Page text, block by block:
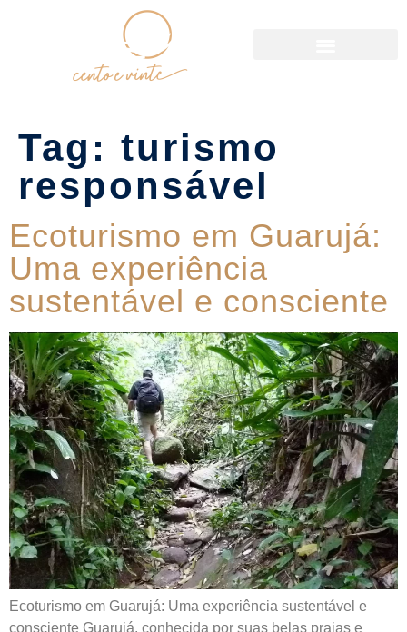
Tag: turismo
responsável
Ecoturismo em Guarujá:
Uma experiência
sustentável e consciente
Ecoturismo em Guarujá: Uma experiência sustentável e
consciente Guarujá, conhecida por suas belas praias e